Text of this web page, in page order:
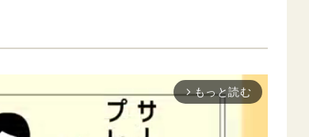
arrow_forward_ios もっと読む